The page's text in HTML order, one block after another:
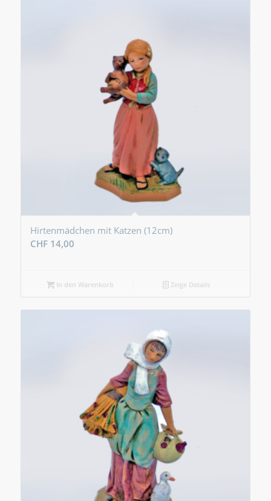
Hirtenmädchen mit Katzen (12cm)
CHF14,00
In den Warenkorb Zeige Details